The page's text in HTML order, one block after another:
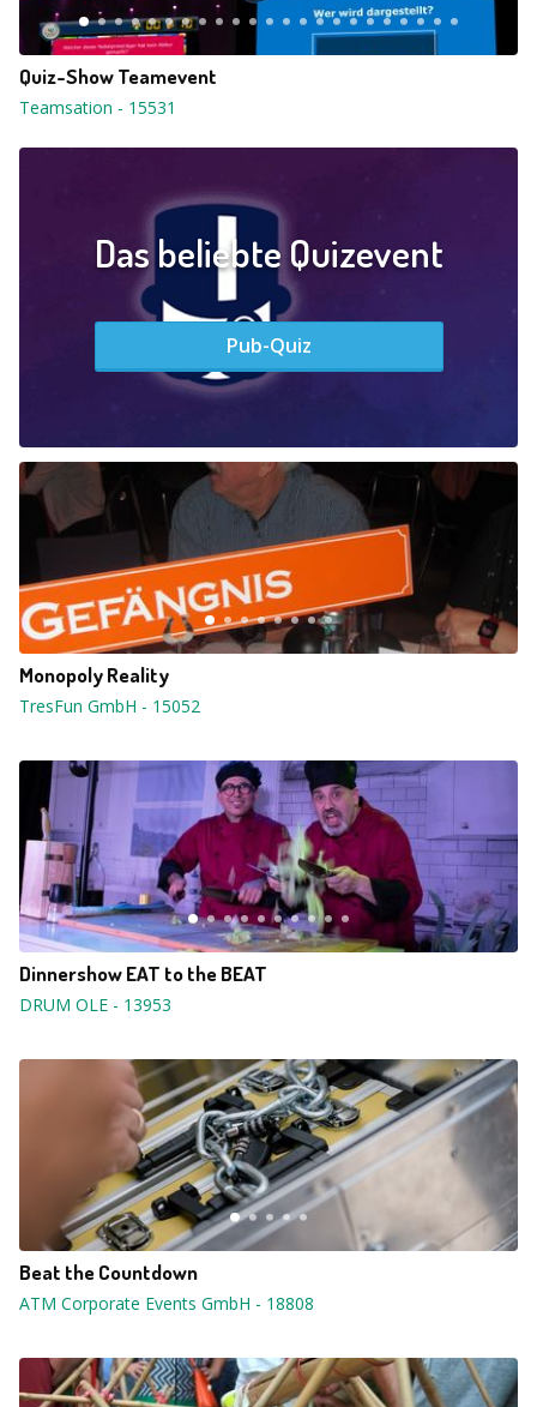
Quiz-Show Teamevent
Teamsation - 15531
Das beliebte Quizevent
Pub-Quiz
Monopoly Reality
TresFun GmbH - 15052
Dinnershow EAT to the BEAT
DRUM OLE - 13953
Beat the Countdown
ATM Corporate Events GmbH - 18808